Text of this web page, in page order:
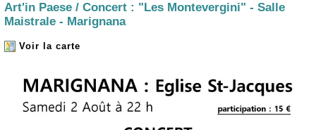
Art'in Paese / Concert : "Les Montevergini" - Salle
Maistrale - Marignana
Voir la carte